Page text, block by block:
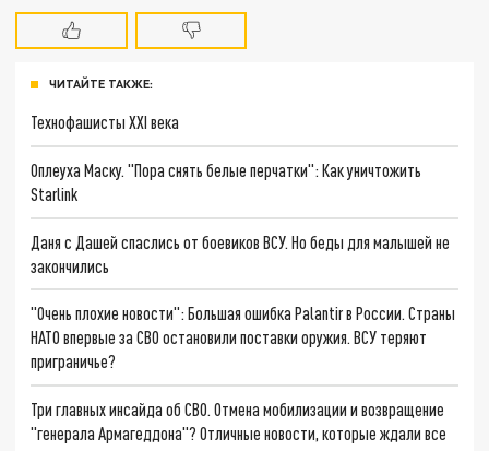
ЧИТАЙТЕ ТАКЖЕ:
Технофашисты XXI века
Оплеуха Маску. "Пора снять белые перчатки": Как уничтожить
Starlink
Даня с Дашей спаслись от боевиков ВСУ. Но беды для малышей не
закончились
"Очень плохие новости": Большая ошибка Palantir в России. Страны
НАТО впервые за СВО остановили поставки оружия. ВСУ теряют
приграничье?
Три главных инсайда об СВО. Отмена мобилизации и возвращение
"генерала Армагеддона"? Отличные новости, которые ждали все